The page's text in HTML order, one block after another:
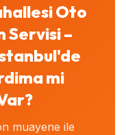
Oto
Servisi –
mi
muayene ile